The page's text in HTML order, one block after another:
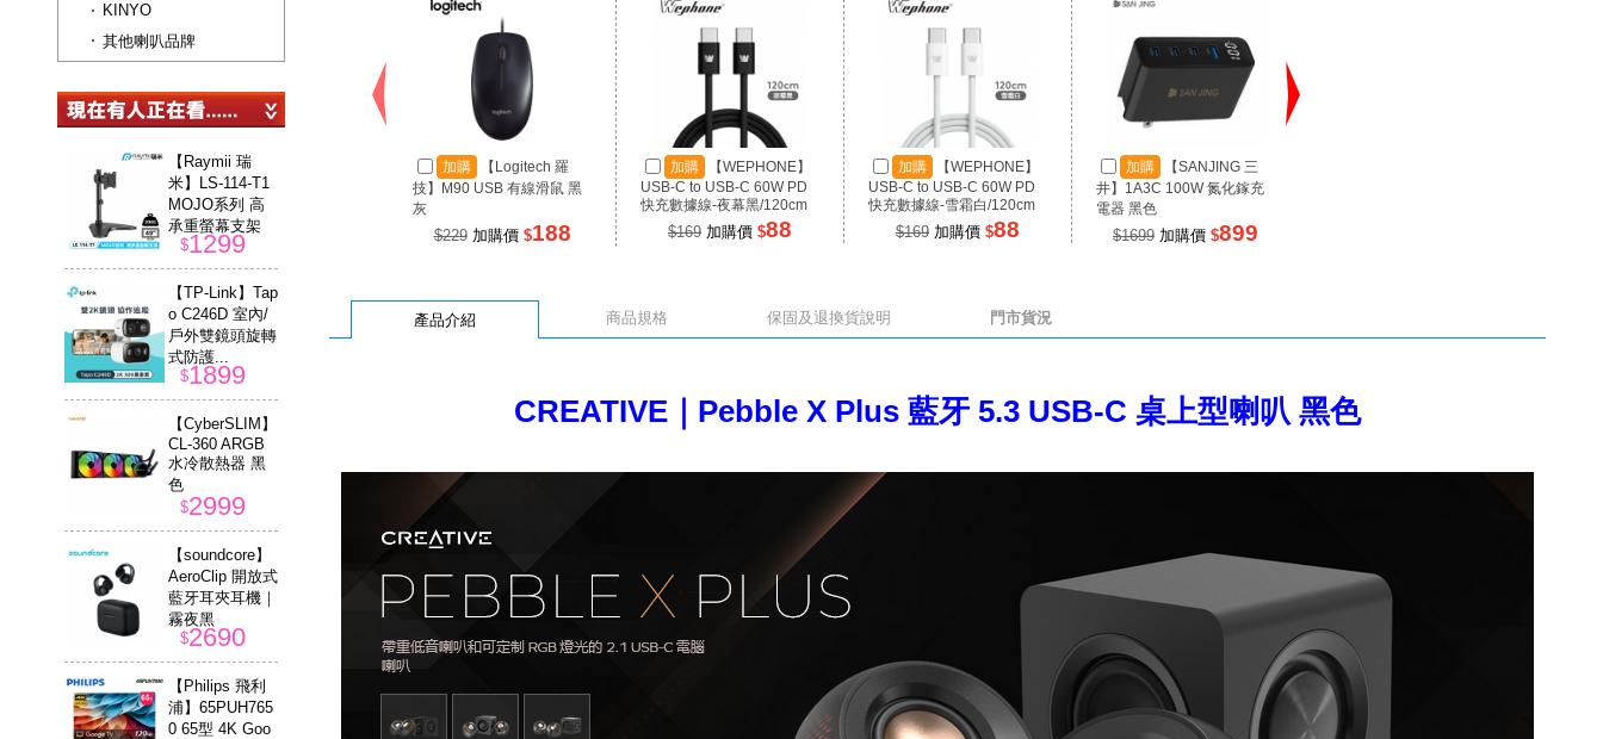
加購
【Logitech 羅
技】M90 USB 有線滑鼠 黑
灰
$229加購價 $188
加購
【WEPHONE】
USB-C to USB-C 60W PD
快充數據線-夜幕黑/120cm
$169 加購價 $88
加購
【WEPHONE】
USB-C to USB-C 60W PD
快充數據線-雪霜白/120cm
$169 加購價 $88
加購
【SANJING 三
井】1A3C 100W 氮化鎵充
電器 黑色
$1699 加購價 $899
產品介紹 商品規格 保固及退換貨說明 門市貨況
CREATIVE｜Pebble X Plus 藍牙 5.3 USB-C 桌上型喇叭 黑色
KINYO
其他喇叭品牌
【Raymii 瑞
米】LS-114-T1
MOJO系列 高
承重螢幕支架
$1299
【TP-Link】Tap
o C246D 室內/
戶外雙鏡頭旋轉
式防護...
$1899
【CyberSLIM】
CL-360 ARGB
水冷散熱器 黑
色
$2999
【soundcore】
AeroClip 開放式
藍牙耳夾耳機｜
霧夜黑
$2690
【Philips 飛利
浦】65PUH765
0 65型 4K Goo